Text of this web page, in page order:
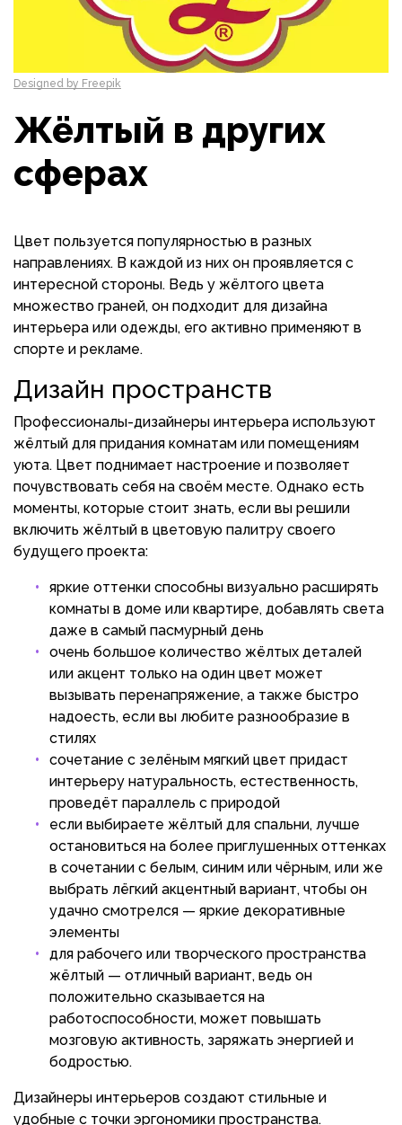
Designed by Freepik
Жёлтый в других
сферах
Цвет пользуется популярностью в разных
направлениях. В каждой из них он проявляется с
интересной стороны. Ведь у жёлтого цвета
множество граней, он подходит для дизайна
интерьера или одежды, его активно применяют в
спорте и рекламе.
Дизайн пространств
Профессионалы-дизайнеры интерьера используют
жёлтый для придания комнатам или помещениям
уюта. Цвет поднимает настроение и позволяет
почувствовать себя на своём месте. Однако есть
моменты, которые стоит знать, если вы решили
включить жёлтый в цветовую палитру своего
будущего проекта:
яркие оттенки способны визуально расширять
комнаты в доме или квартире, добавлять света
даже в самый пасмурный день
очень большое количество жёлтых деталей
или акцент только на один цвет может
вызывать перенапряжение, а также быстро
надоесть, если вы любите разнообразие в
стилях
сочетание с зелёным мягкий цвет придаст
интерьеру натуральность, естественность,
проведёт параллель с природой
если выбираете жёлтый для спальни, лучше
остановиться на более приглушенных оттенках
в сочетании с белым, синим или чёрным, или же
выбрать лёгкий акцентный вариант, чтобы он
удачно смотрелся — яркие декоративные
элементы
для рабочего или творческого пространства
жёлтый — отличный вариант, ведь он
положительно сказывается на
работоспособности, может повышать
мозговую активность, заряжать энергией и
бодростью.
Дизайнеры интерьеров создают стильные и
удобные с точки эргономики пространства.